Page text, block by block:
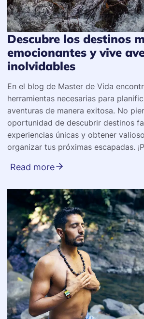
Descubre los destinos
emocionantes y vive
inolvidables
En el blog de Master de Vida
herramientas necesarias para
aventuras de manera exitosa. No
oportunidad de descubrir destinos
experiencias únicas y obtener
organizar tus próximas escapadas.
Read more